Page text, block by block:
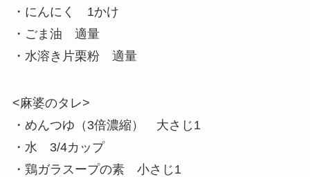
・にんにく 1かけ
・ごま油 適量
・水溶き片栗粉 適量
<麻婆のタレ>
・めんつゆ（3倍濃縮） 大さじ1
・水 3/4カップ
・鶏ガラスープの素 小さじ1